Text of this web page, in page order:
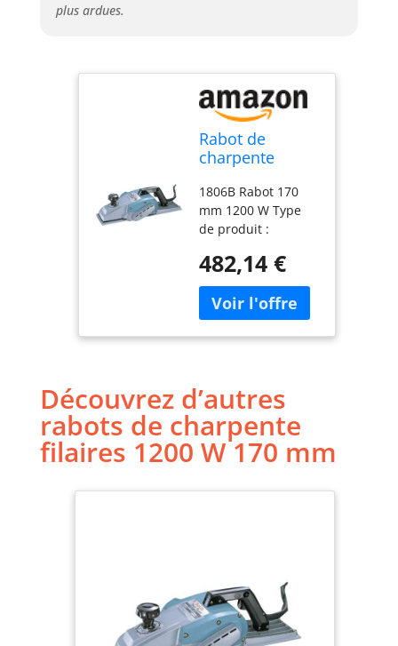
plus ardues.
Rabot de
charpente
170 mm -
MAKITA 1806B
1806B Rabot 170
mm 1200 W Type
de produit :
Marque: MAKITA
FRANCE
482,14 €
Découvrez d’autres
rabots de charpente
filaires 1200 W 170 mm